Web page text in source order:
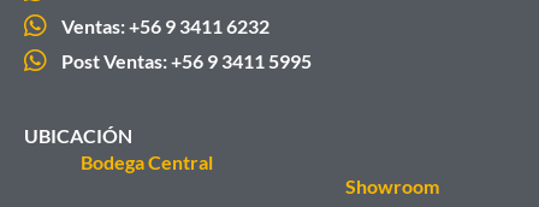
Ventas: +56 9 3411 6232
Post Ventas: +56 9 3411 5995
UBICACIÓN
Bodega Central
Showroom